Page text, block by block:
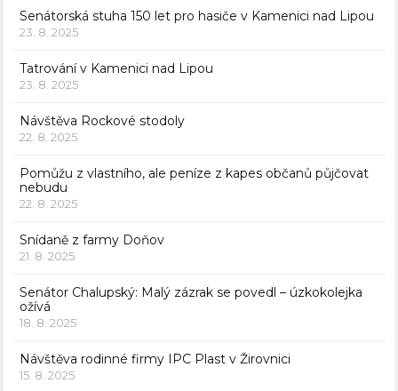
Senátorská stuha 150 let pro hasiče v Kamenici nad Lipou
23. 8. 2025
Tatrování v Kamenici nad Lipou
23. 8. 2025
Návštěva Rockové stodoly
22. 8. 2025
Pomůžu z vlastního, ale peníze z kapes občanů půjčovat
nebudu
22. 8. 2025
Snídaně z farmy Doňov
21. 8. 2025
Senátor Chalupský: Malý zázrak se povedl – úzkokolejka
ožívá
18. 8. 2025
Návštěva rodinné firmy IPC Plast v Žirovnici
15. 8. 2025